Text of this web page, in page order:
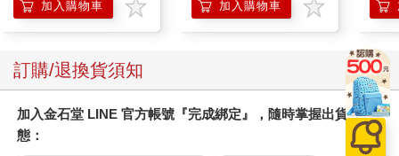
加入購物車 加入購物車
防
尿
訂購/退換貨須知
加入金石堂 LINE 官方帳號『完成綁定』，隨時掌握出貨動
態：